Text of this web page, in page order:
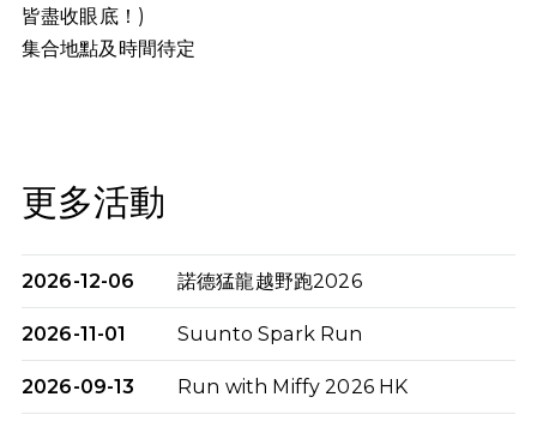
皆盡收眼底！ )
集合地點及時間待定
更多活動
2026-12-06 諾德猛龍越野跑2026
2026-11-01 Suunto Spark Run
2026-09-13 Run with Miffy 2026 HK